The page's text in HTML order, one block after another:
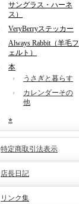
サングラス・ハーネ
ス）
VeryBerryステッカー
Always Rabbit（羊毛フ
ェルト）
本
うさぎと暮らす
カレンダーその
他
⭐︎
特定商取引法表示
店長日記
リンク集